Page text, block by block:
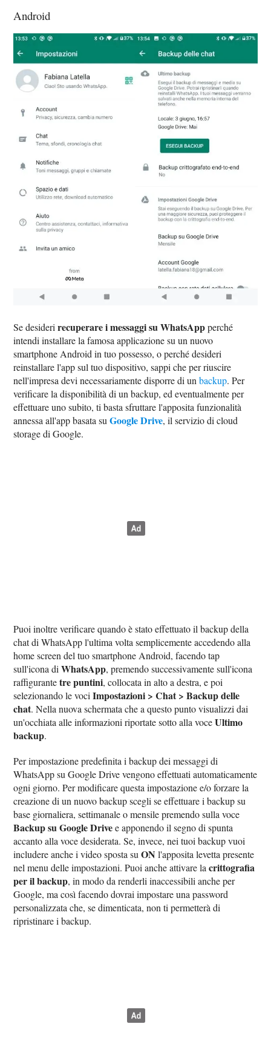
Android
Se desiderirecuperare i messaggi su WhatsAppperché
intendi installare la famosa applicazione su un nuovo
smartphone Android in tuo possesso, o perché desideri
reinstallare l'app sul tuo dispositivo, sappi che per riuscire
nell'impresa devi necessariamente disporre di unbackup. Per
verificare la disponibilità di un backup, ed eventualmente per
effettuare uno subito, ti basta sfruttare l'apposita funzionalità
annessa all'app basata suGoogle Drive, il servizio di cloud
storage di Google.
Puoi inoltre verificare quando è stato effettuato il backup della
chat di WhatsApp l'ultima volta semplicemente accedendo alla
home screen del tuo smartphone Android, facendo tap
sull'icona diWhatsApp, premendo successivamente sull'icona
raffigurantetre puntini, collocata in alto a destra, e poi
selezionando le vociImpostazioni > Chat > Backup delle
chat. Nella nuova schermata che a questo punto visualizzi dai
un'occhiata alle informazioni riportate sotto alla voceUltimo
backup.
Per impostazione predefinita i backup dei messaggi di
WhatsApp su Google Drive vengono effettuati automaticamente
ogni giorno. Per modificare questa impostazione e/o forzare la
creazione di un nuovo backup scegli se effettuare i backup su
base giornaliera, settimanale o mensile premendo sulla voce
Backup su Google Drivee apponendo il segno di spunta
accanto alla voce desiderata. Se, invece, nei tuoi backup vuoi
includere anche i video sposta suON l'apposita levetta presente
nel menu delle impostazioni. Puoi anche attivare lacrittografia
per il backup, in modo da renderli inaccessibili anche per
Google, ma così facendo dovrai impostare una password
personalizzata che, se dimenticata, non ti permetterà di
ripristinare i backup.